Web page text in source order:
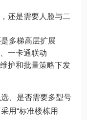
还是需要人脸与二
多梯高层扩展
一卡通联动
护和批量策略下发
、是否需要多型号
用“标准楼栋用